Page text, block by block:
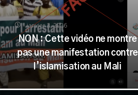
janvier 2, 2026
NON : Cette vidéo ne montre
pas une manifestation contre
l’islamisation au Mali